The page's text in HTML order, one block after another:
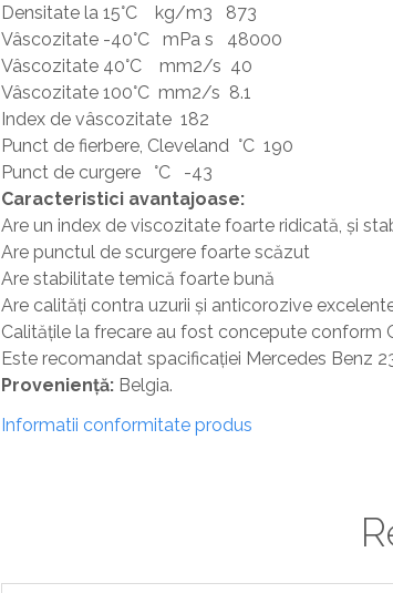
Densitate la 15°C kg/m3 873
Vâscozitate -40°C mPa s 48000
Vâscozitate 40°C mm2/s 40
Vâscozitate 100°C mm2/s 8.1
Index de vâscozitate 182
Punct de fierbere, Cleveland °C 190
Punct de curgere °C -43
Caracteristici avantajoase:
Are un index de viscozitate foarte ridicată, şi
Are punctul de scurgere foarte scăzut
Are stabilitate temică foarte bună
Are calităţi contra uzurii şi anticorozive
Calităţile la frecare au fost concepute conform
Este recomandat spacificaţiei Mercedes Benz
Provenienţă: Belgia.
Informatii conformitate produs